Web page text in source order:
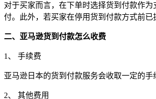
对于买家而言，在下单时选择货到付款作
付。此外，若买家在停用货到付款方式前已
二、亚马逊货到付款怎么收费
1、 手续费
亚马逊日本的货到付款服务会收取一定的
2、 其他费用